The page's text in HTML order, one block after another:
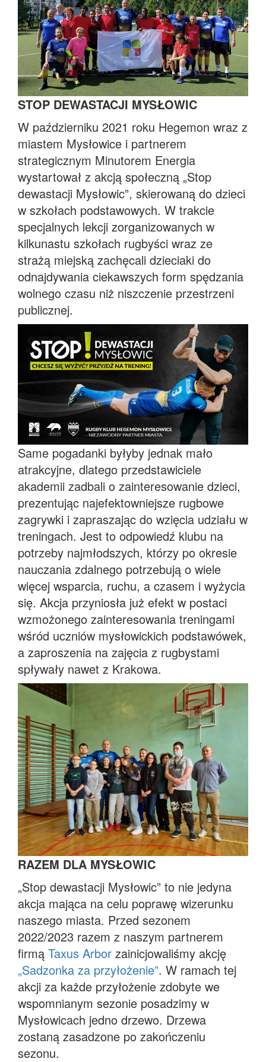
STOP DEWASTACJI MYSŁOWIC
W październiku 2021 roku Hegemon wraz z
miastem Mysłowice i partnerem
strategicznym Minutorem Energia
wystartował z akcją społeczną „Stop
dewastacji Mysłowic”, skierowaną do dzieci
w szkołach podstawowych. W trakcie
specjalnych lekcji zorganizowanych w
kilkunastu szkołach rugbyści wraz ze
strażą miejską zachęcali dzieciaki do
odnajdywania ciekawszych form spędzania
wolnego czasu niż niszczenie przestrzeni
publicznej.
Same pogadanki byłyby jednak mało
atrakcyjne, dlatego przedstawiciele
akademii zadbali o zainteresowanie dzieci,
prezentując najefektowniejsze rugbowe
zagrywki i zapraszając do wzięcia udziału w
treningach. Jest to odpowiedź klubu na
potrzeby najmłodszych, którzy po okresie
nauczania zdalnego potrzebują o wiele
więcej wsparcia, ruchu, a czasem i wyżycia
się. Akcja przyniosła już efekt w postaci
wzmożonego zainteresowania treningami
wśród uczniów mysłowickich podstawówek,
a zaproszenia na zajęcia z rugbystami
spływały nawet z Krakowa.
RAZEM DLA MYSŁOWIC
„Stop dewastacji Mysłowic” to nie jedyna
akcja mająca na celu poprawę wizerunku
naszego miasta. Przed sezonem
2022/2023 razem z naszym partnerem
firmą Taxus Arbor zainicjowaliśmy akcję
„Sadzonka za przyłożenie”. W ramach tej
akcji za każde przyłożenie zdobyte we
wspomnianym sezonie posadzimy w
Mysłowicach jedno drzewo. Drzewa
zostaną zasadzone po zakończeniu
sezonu.